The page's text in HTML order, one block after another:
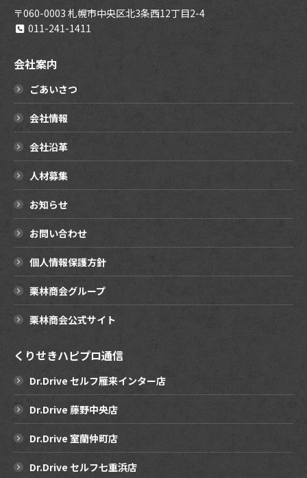
〒060-0003 札幌市中央区北3条西12丁目2-4
011-241-1411
会社案内
ごあいさつ
会社情報
会社沿革
人材募集
お知らせ
お問い合わせ
個人情報保護方針
栗林商会グループ
栗林商会公式サイト
くりせきハピプロ通信
Dr.Drive セルフ雁来インター店
Dr.Drive 藤野中央店
Dr.Drive 室蘭仲町店
Dr.Drive セルフ七重浜店